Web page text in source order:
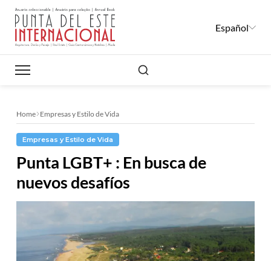
Español
Buscar
Home Empresas y Estilo de Vida
Empresas y Estilo de Vida
Punta LGBT+ : En busca de
nuevos desafíos